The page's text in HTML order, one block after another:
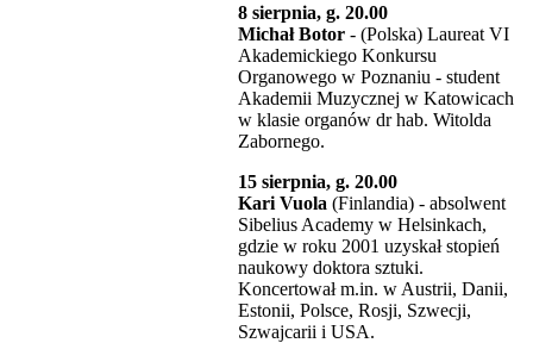
8 sierpnia, g. 20.00
Michał Botor - (Polska) Laureat VI
Akademickiego Konkursu
Organowego w Poznaniu - student
Akademii Muzycznej w Katowicach
w klasie organów dr hab. Witolda
Zabornego.
15 sierpnia, g. 20.00
Kari Vuola (Finlandia) - absolwent
Sibelius Academy w Helsinkach,
gdzie w roku 2001 uzyskał stopień
naukowy doktora sztuki.
Koncertował m.in. w Austrii, Danii,
Estonii, Polsce, Rosji, Szwecji,
Szwajcarii i USA.